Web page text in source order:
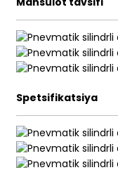
Spetsifikatsiya